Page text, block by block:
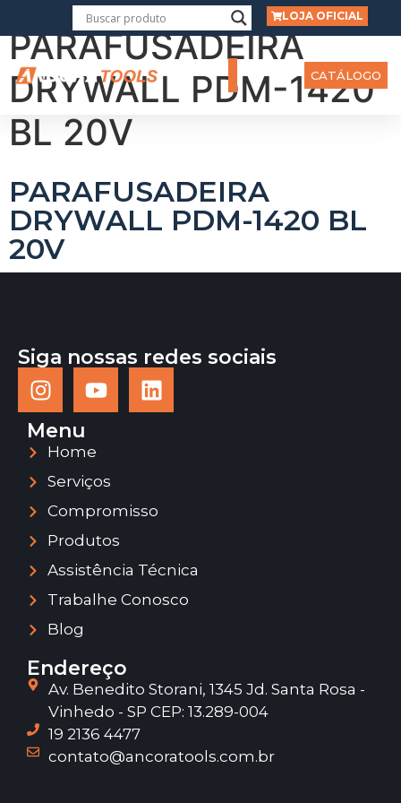
LOJA OFICIAL
CATÁLOGO
PARAFUSADEIRA
DRYWALL PDM-1420
BL 20V
PARAFUSADEIRA
DRYWALL PDM-1420 BL
20V
Siga nossas redes sociais
Menu
Home
Serviços
Compromisso
Produtos
Assistência Técnica
Trabalhe Conosco
Blog
Endereço
Av. Benedito Storani, 1345 Jd. Santa Rosa -
Vinhedo - SP CEP: 13.289-004
19 2136 4477
contato@ancoratools.com.br